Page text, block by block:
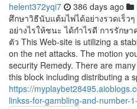
helent372yqi7 386 days ago
ศึกษาวิธีนับแต้มไพ่ได้อย่างรวดเร็ว
อย่างไรให้ชนะ ได้กำไรดี การรักษ
ตัว This Web-site is utilizing a
on the net attacks. The motion
security Remedy. There are
this block including distributing a
https://
linkss-for-gambling-and-number-